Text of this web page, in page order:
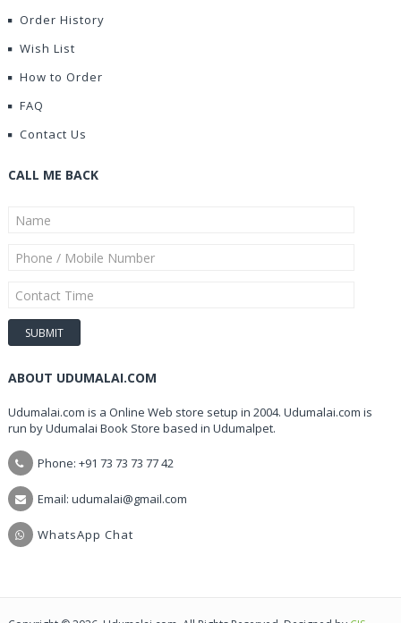
Order History
Wish List
How to Order
FAQ
Contact Us
CALL ME BACK
ABOUT UDUMALAI.COM
Udumalai.com is a Online Web store setup in 2004. Udumalai.com is
run by Udumalai Book Store based in Udumalpet.
Phone: +91 73 73 73 77 42
Email: udumalai@gmail.com
WhatsApp Chat